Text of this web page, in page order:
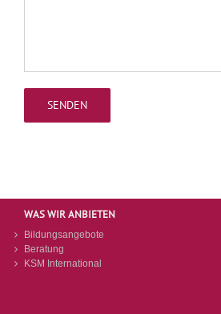
WAS WIR ANBIETEN
Bildungsangebote
Beratung
KSM International